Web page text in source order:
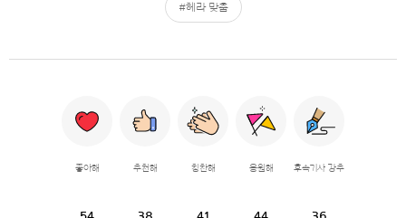
#헤라 맞춤
좋아해 추천해 칭찬해 응원해 후속기사 강추